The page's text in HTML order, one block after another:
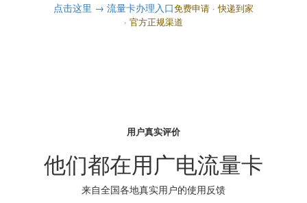
点击这里 → 流量卡办理入口免费申请 · 快递到家
· 官方正规渠道
用户真实评价
他们都在用广电流量卡
来自全国各地真实用户的使用反馈